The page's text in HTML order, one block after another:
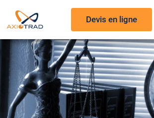
Devis en ligne